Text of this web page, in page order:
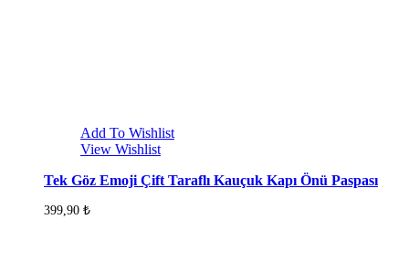
Add To Wishlist
View Wishlist
Tek Göz Emoji Çift Taraflı Kauçuk Kapı Önü Paspası
399,90 ₺